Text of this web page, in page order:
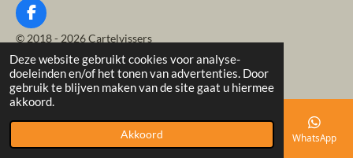
Deze website gebruikt cookies voor analyse-
doeleinden en/of het tonen van advertenties. Door
gebruik te blijven maken van de site gaat u hiermee
akkoord.
Akkoord
F
a
c
e
b
o
o
k
© 2018 - 2026 Cartelvissers
Powered byJouwWeb
Telefoonnummer WhatsApp